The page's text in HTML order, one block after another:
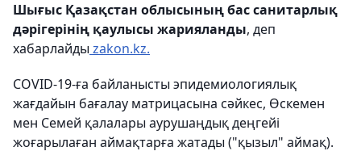
Шығыс Қазақстан облысының бас санитарлық
дәрігерінің қаулысы жарияланды, деп
хабарлайды zakon.kz.
COVID-19-ға байланысты эпидемиологиялық
жағдайын бағалау матрицасына сәйкес, Өскемен
мен Семей қалалары аурушаңдық деңгейі
жоғарылаған аймақтарға жатады ("қызыл" аймақ).